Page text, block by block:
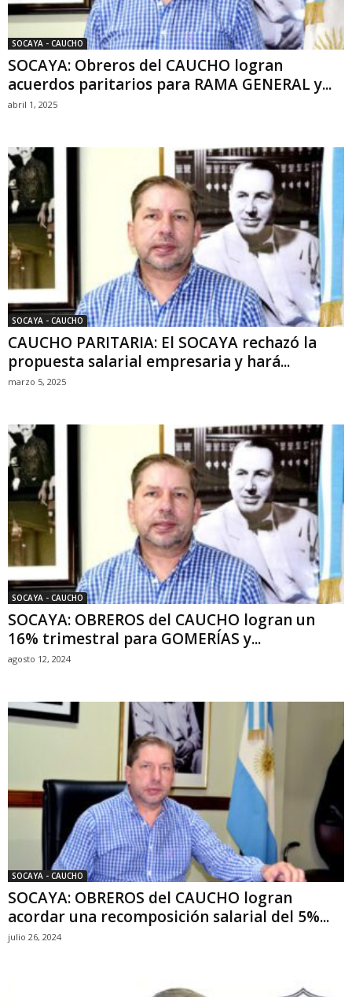
SOCAYA - CAUCHO
SOCAYA: Obreros del CAUCHO logran
acuerdos paritarios para RAMA GENERAL y...
abril 1, 2025
SOCAYA - CAUCHO
CAUCHO PARITARIA: El SOCAYA rechazó la
propuesta salarial empresaria y hará...
marzo 5, 2025
SOCAYA - CAUCHO
SOCAYA: OBREROS del CAUCHO logran un
16% trimestral para GOMERÍAS y...
agosto 12, 2024
SOCAYA - CAUCHO
SOCAYA: OBREROS del CAUCHO logran
acordar una recomposición salarial del 5%...
julio 26, 2024